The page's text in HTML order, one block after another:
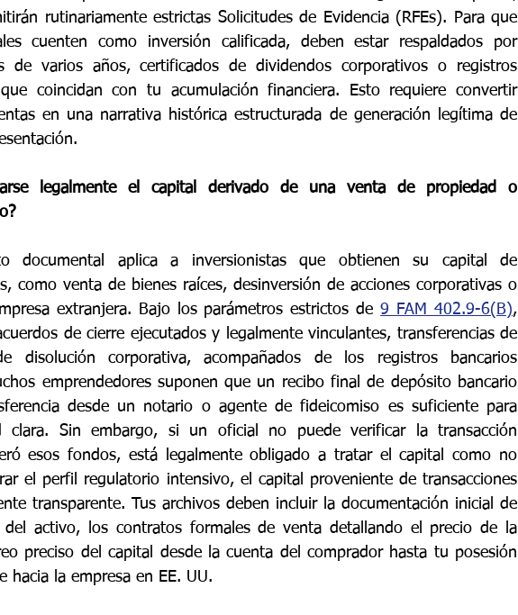
rutinariamente estrictas Solicitudes de Evidencia (RFEs). Para que
cuenten como inversión calificada, deben estar respaldados por
de varios años, certificados de dividendos corporativos o registros
coincidan con tu acumulación financiera. Esto requiere convertir
en una narrativa histórica estructurada de generación legítima de
legalmente el capital derivado de una venta de propiedad o
documental aplica a inversionistas que obtienen su capital de
como venta de bienes raíces, desinversión de acciones corporativas o
extranjera. Bajo los parámetros estrictos de 9 FAM 402.9-6(B),
de cierre ejecutados y legalmente vinculantes, transferencias de
disolución corporativa, acompañados de los registros bancarios
emprendedores suponen que un recibo final de depósito bancario
desde un notario o agente de fideicomiso es suficiente para
clara. Sin embargo, si un oficial no puede verificar la transacción
esos fondos, está legalmente obligado a tratar el capital como no
el perfil regulatorio intensivo, el capital proveniente de transacciones
transparente. Tus archivos deben incluir la documentación inicial de
del activo, los contratos formales de venta detallando el precio de la
preciso del capital desde la cuenta del comprador hasta tu posesión
hacia la empresa en EE. UU.